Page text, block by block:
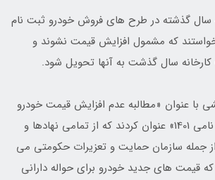
سال گذشته در طرح های فروش خودرو ثبت نام
خواستند که مشمول افزایش قیمت نشوند و
سال گذشت به آنها تحویل شود.
با عنوان «مطالبه عدم افزایش قیمت خودرو
برای حواله های ثبت نامی 1401» عنوان کردند که از تمامی نهادها و
جمله سازمان حمایت و تعزیرات حکومتی می
قیمت های جدید خودرو برای حواله دارانی